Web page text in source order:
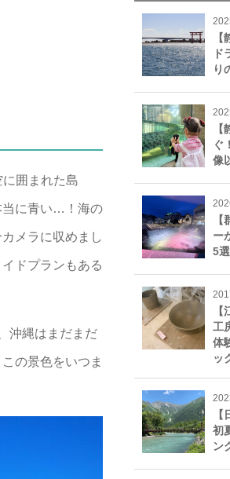
に囲まれた島
当に青い…！海の
メラに収めまし
ドプランもある
沖縄はまだまだ
の景色をいつま
ド
り
ぐ
像
ー
5
工
体
ッ
初
ン